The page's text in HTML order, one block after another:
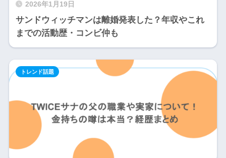
2026年1月19日
サンドウィッチマンは離婚発表した？年収やこれ
までの活動歴・コンビ仲も
トレンド話題